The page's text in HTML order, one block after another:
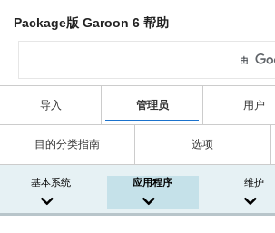
Package版 Garoon 6 帮助
导入 管理员 用户
目的分类指南 选项
基本系统 应用程序 维护